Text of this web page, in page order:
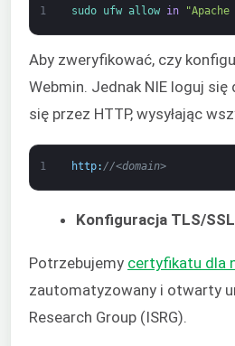
1 sudo ufw allow in
Aby zweryfikować, czy
Webmin. Jednak NIE loguj
się przez HTTP, wysyłając
1 http: //<domain>
Konfiguracja TLS/SSL
Potrzebujemy certyfikatu dla
zautomatyzowany i otwarty
Research Group (ISRG).